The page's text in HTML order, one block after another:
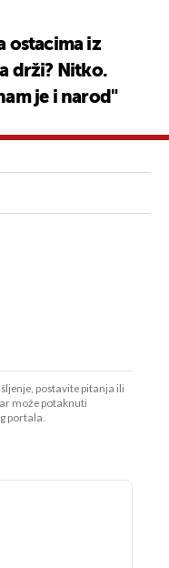
ostacima iz
drži? Nitko.
je i narod"
postavite pitanja ili
može potaknuti
portala.